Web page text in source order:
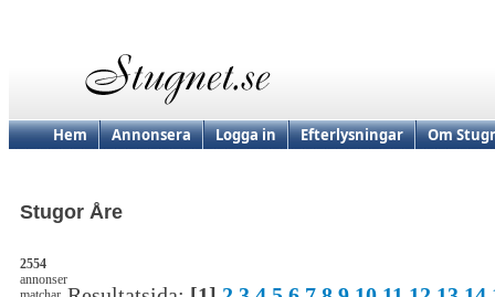
Hem Annonsera Logga in Efterlysningar Om
Stugor Åre
2554
annonser